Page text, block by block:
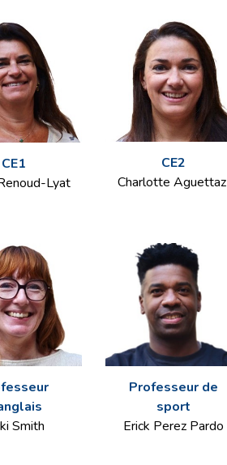
CE1
Lyat
CE2
Charlotte Aguettaz
Smith
Professeur de
sport
Erick Perez Pardo